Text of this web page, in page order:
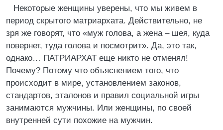
Некоторые женщины уверены, что мы живем в
период скрытого матриархата. Действительно, не
зря же говорят, что «муж голова, а жена – шея, куда
повернет, туда голова и посмотрит». Да, это так,
однако… ПАТРИАРХАТ еще никто не отменял!
Почему? Потому что объяснением того, что
происходит в мире, установлением законов,
стандартов, эталонов и правил социальной игры
занимаются мужчины. Или женщины, по своей
внутренней сути похожие на мужчин.